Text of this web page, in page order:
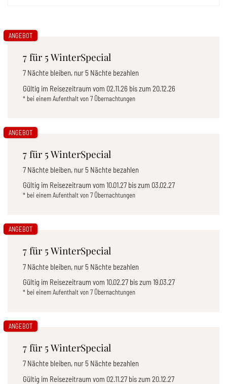
7 für 5 WinterSpecial
7 Nächte bleiben, nur 5 Nächte bezahlen
Gültig im Reisezeitraum vom 02.11.26 bis zum 20.12.26
* bei einem Aufenthalt von 7 Übernachtungen
ANGEBOT
7 für 5 WinterSpecial
7 Nächte bleiben, nur 5 Nächte bezahlen
Gültig im Reisezeitraum vom 10.01.27 bis zum 03.02.27
* bei einem Aufenthalt von 7 Übernachtungen
ANGEBOT
7 für 5 WinterSpecial
7 Nächte bleiben, nur 5 Nächte bezahlen
Gültig im Reisezeitraum vom 10.02.27 bis zum 19.03.27
* bei einem Aufenthalt von 7 Übernachtungen
ANGEBOT
7 für 5 WinterSpecial
7 Nächte bleiben, nur 5 Nächte bezahlen
Gültig im Reisezeitraum vom 02.11.27 bis zum 20.12.27
ANGEBOT